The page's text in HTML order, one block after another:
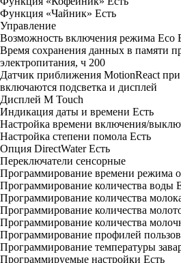
Функция «Чайник» Есть
Управление
Возможность включения режима Eco
Время сохранения данных в памяти
электропитания, ч 200
Датчик приближения MotionReact
включаются подсветка и дисплей
Дисплей M Touch
Индикация даты и времени Есть
Настройка времени включения/
Настройка степени помола Есть
Опция DirectWater Есть
Переключатели сенсорные
Программирование времени режима
Программирование количества воды
Программирование количества
Программирование количества
Программирование количества
Программирование профилей
Программирование температуры
Программируемые настройки Есть